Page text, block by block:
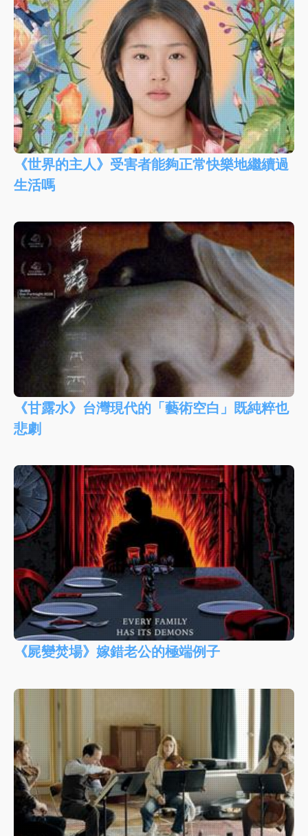
《世界的主人》受害者能夠正常快樂地繼續過
生活嗎
《甘露水》台灣現代的「藝術空白」既純粹也
悲劇
《屍變焚場》嫁錯老公的極端例子